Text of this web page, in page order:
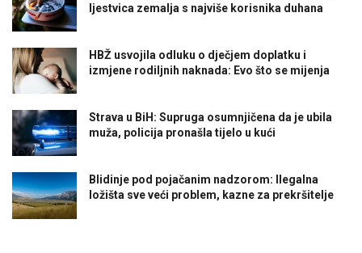
ljestvica zemalja s najviše korisnika duhana
HBŽ usvojila odluku o dječjem doplatku i
izmjene rodiljnih naknada: Evo što se mijenja
Strava u BiH: Supruga osumnjičena da je ubila
muža, policija pronašla tijelo u kući
Blidinje pod pojačanim nadzorom: Ilegalna
ložišta sve veći problem, kazne za prekršitelje